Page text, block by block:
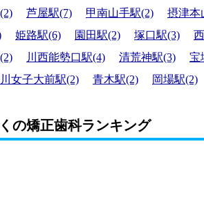
芦屋駅(7) 甲南山手駅(2) 摂津本
姫路駅(6) 園田駅(2) 塚口駅(3)
川西能勢口駅(4) 清荒神駅(3) 宝
女子大前駅(2) 青木駅(2) 岡場駅(2)
の矯正歯科ランキング